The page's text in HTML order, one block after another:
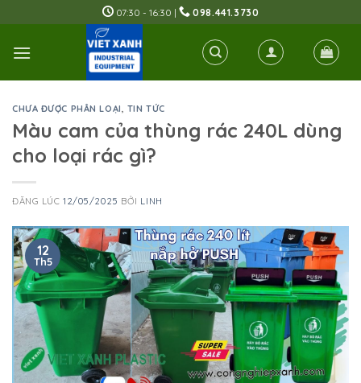
to
content
07:30 - 16:30 | 098.441.3730
CHƯA ĐƯỢC PHÂN LOẠI, TIN TỨC
Màu cam của thùng rác 240L dùng
cho loại rác gì?
ĐĂNG LÚC12/05/2025 BỞI LINH
12
Th5